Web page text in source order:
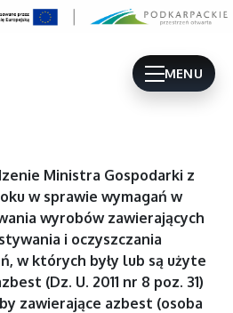
MENU
Ministra Gospodarki z
w sprawie wymagań w
wyrobów zawierających
i oczyszczania
w których były lub są użyte
(Dz. U. 2011 nr 8 poz. 31)
zawierające azbest (osoba